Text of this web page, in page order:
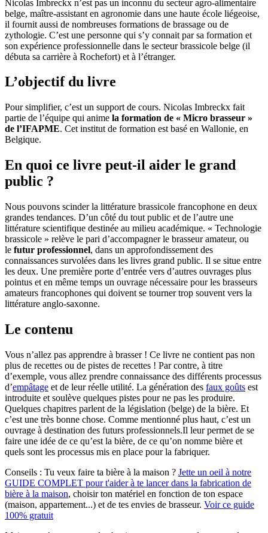
Nicolas Imbreckx n’est pas un inconnu du secteur agro-alimentaire
belge, maître-assistant en agronomie dans une haute école liégeoise,
il fournit aussi de nombreuses formations de brassage ou de
zythologie. C’est une personne qui s’y connait par sa formation et
son expérience professionnelle dans le secteur brassicole belge (il
débuta sa carrière à Rochefort) et à l’étranger.
L’objectif du livre
Pour simplifier, c’est un support de cours. Nicolas Imbreckx fait
partie de l’équipe qui anime la formation de « Micro brasseur »
de l’IFAPME. Cet institut de formation est basé en Wallonie, en
Belgique.
En quoi ce livre peut-il aider le grand
public ?
Nous pouvons scinder la littérature brassicole francophone en deux
grandes tendances. D’un côté du tout public et de l’autre une
littérature scientifique destinée au milieu académique. « Technologie
brassicole » relève le pari d’accompagner le brasseur amateur, ou
le futur professionnel, dans un approfondissement des
connaissances survolées dans les livres grand public. Il se situe entre
les deux. Une première porte d’entrée vers d’autres ouvrages plus
pointus et en même temps un ouvrage nécessaire pour les brasseurs
amateurs francophones qui doivent se tourner trop souvent vers la
littérature anglo-saxonne.
Le contenu
Vous n’allez pas apprendre à brasser ! Ce livre ne contient pas non
plus de recettes ou de pistes de recettes ! Par contre, à titre
d’exemple, vous allez prendre connaissance des différents processus
d’empâtage et de leur réelle utilité. La génération des faux goûts est
introduite et soulève quelques pistes pour ne pas les produire.
Quelques chapitres parlent de la législation (belge) de la bière. Et
c’est une très bonne chose. Comme mentionné plus haut, c’est un
ouvrage à destination des futurs professionnels.Il leur permet de se
faire une idée de ce qu’est la bière, de ce qu’on nomme bière et
quels sont les processus mis en place pour la fabriquer.
Conseils : Tu veux faire ta bière à la maison ? Jette un oeil à notre
GUIDE COMPLET pour t'aider à te lancer dans la fabrication de
bière à la maison, choisir ton matériel en fonction de ton espace
(maison, appartement...) et de tes envies de brasseur. Voir ce guide
100% gratuit